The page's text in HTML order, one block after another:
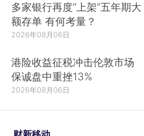
多家银行再度“上架”五年期大
额存单 有何考量？
2026年08月06日
港险收益征税冲击伦敦市场
保诚盘中重挫13%
2026年08月06日